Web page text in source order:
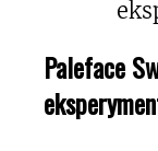
Paleface